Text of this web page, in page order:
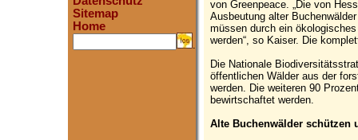
Sitemap
Home
.
von Greenpeace. „Die von
Ausbeutung alter
müssen durch ein
werden“, so Kaiser. Die
Die Nationale
öffentlichen Wälder aus der
werden. Die weiteren 90
bewirtschaftet werden.
Alte Buchenwälder schützen